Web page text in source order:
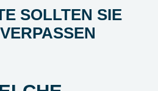
SOLLTEN SIE